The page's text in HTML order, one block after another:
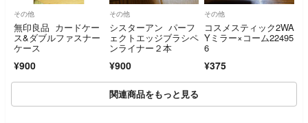
その他
無印良品 カードケー
ス&ダブルファスナー
ケース
¥900
その他
シスターアン パーフ
ェクトエッジブラシペ
ンライナー２本
¥900
その他
コスメスティック2WA
Yミラー×コーム22495
6
¥375
関連商品をもっと見る